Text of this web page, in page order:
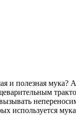
и полезная
используется